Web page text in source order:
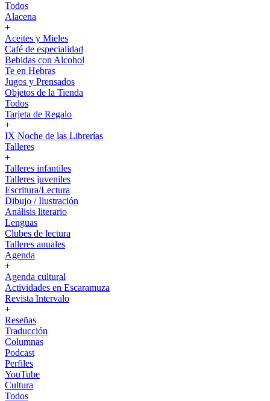
Todos
Alacena
+
Aceites y Mieles
Café de especialidad
Bebidas con Alcohol
Te en Hebras
Jugos y Prensados
Objetos de la Tienda
Todos
Tarjeta de Regalo
+
IX Noche de las Librerías
Talleres
+
Talleres infantiles
Talleres juveniles
Escritura/Lectura
Dibujo / Ilustración
Análisis literario
Lenguas
Clubes de lectura
Talleres anuales
Agenda
+
Agenda cultural
Actividades en Escaramuza
Revista Intervalo
+
Reseñas
Traducción
Columnas
Podcast
Perfiles
YouTube
Cultura
Todos